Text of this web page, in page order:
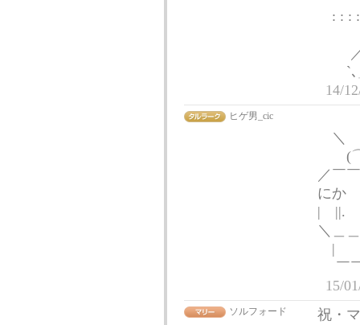
: : :
`
14/
ヒゲ男_cic
＼
／￣
にか
| ||. |
＼＿
| |
￣￣
15/
ソルフォード 祝・